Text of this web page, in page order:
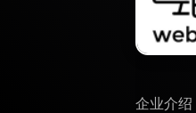
企业介绍